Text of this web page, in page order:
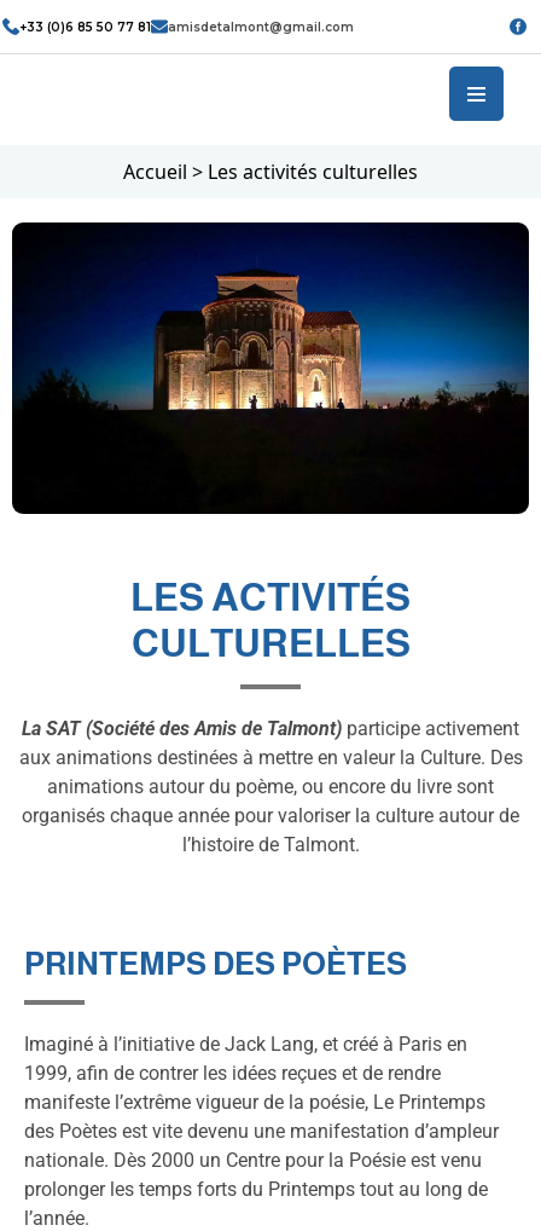
+33 (0)6 85 50 77 81 amisdetalmont@gmail.com
Accueil > Les activités culturelles
LES ACTIVITÉS
CULTURELLES
La SAT (Société des Amis de Talmont) participe activement
aux animations destinées à mettre en valeur la Culture. Des
animations autour du poème, ou encore du livre sont
organisés chaque année pour valoriser la culture autour de
l’histoire de Talmont.
PRINTEMPS DES POÈTES
Imaginé à l’initiative de Jack Lang, et créé à Paris en
1999, afin de contrer les idées reçues et de rendre
manifeste l’extrême vigueur de la poésie, Le Printemps
des Poètes est vite devenu une manifestation d’ampleur
nationale. Dès 2000 un Centre pour la Poésie est venu
prolonger les temps forts du Printemps tout au long de
l’année.